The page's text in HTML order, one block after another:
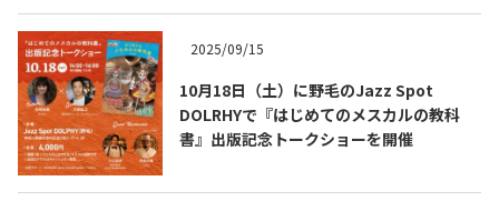
メキシコ料理 Cuisines of Mexico
メキシコ旅行
2025/09/15
10月18日（土）に野毛のJazz Spot
DOLRHYで『はじめてのメスカルの教科
書』出版記念トークショーを開催